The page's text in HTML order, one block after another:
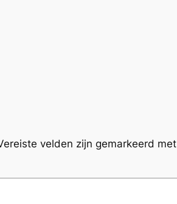
velden zijn gemarkeerd met